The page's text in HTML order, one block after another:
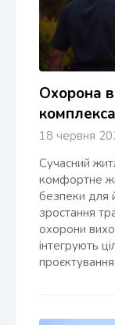
Охорона
18 червня
Сучасний
комфортне
безпеки для
зростання
охорони
інтегрують